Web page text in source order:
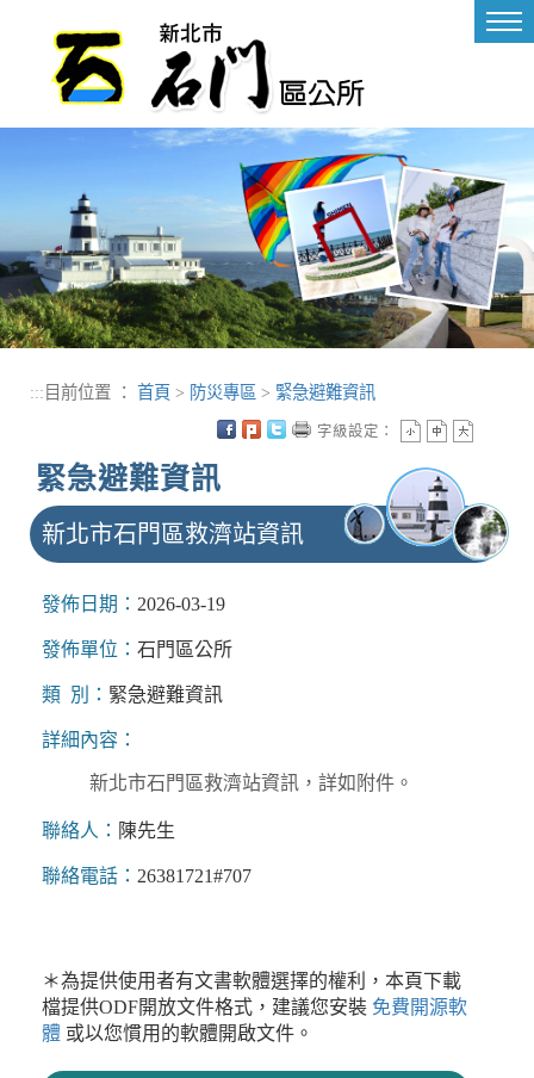
::: 目前位置 ： 首頁 > 防災專區 > 緊急避難資訊
緊急避難資訊
字級設定：
新北市石門區救濟站資訊
發佈日期： 2026-03-19
發佈單位： 石門區公所
類 別： 緊急避難資訊
詳細內容：
新北市石門區救濟站資訊，詳如附件。
聯絡人： 陳先生
聯絡電話： 26381721#707
＊為提供使用者有文書軟體選擇的權利，本頁下載
檔提供ODF開放文件格式，建議您安裝 免費開源軟
體 或以您慣用的軟體開啟文件。